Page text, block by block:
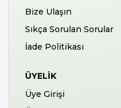
Bize Ulaşın
Sıkça Sorulan Sorular
İade Politikası
ÜYELIK
Üye Girişi